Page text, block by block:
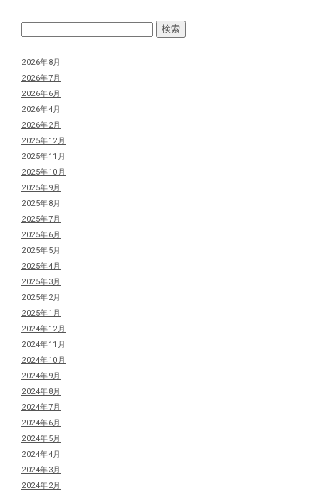
2026年8月
2026年7月
2026年6月
2026年4月
2026年2月
2025年12月
2025年11月
2025年10月
2025年9月
2025年8月
2025年7月
2025年6月
2025年5月
2025年4月
2025年3月
2025年2月
2025年1月
2024年12月
2024年11月
2024年10月
2024年9月
2024年8月
2024年7月
2024年6月
2024年5月
2024年4月
2024年3月
2024年2月